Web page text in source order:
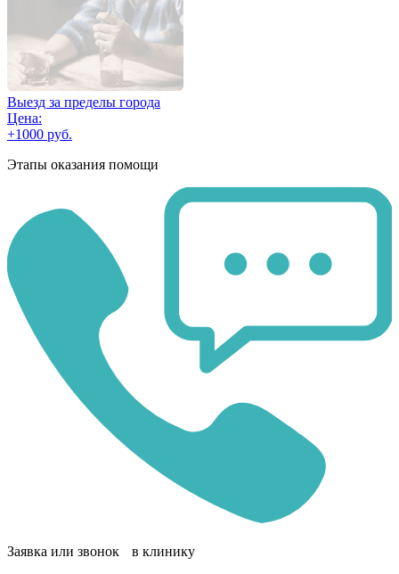
Выезд за пределы города
Цена:
+1000 руб.
Этапы оказания помощи
Заявка или звонок в клинику